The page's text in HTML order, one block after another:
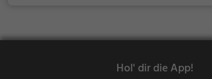
Hol' dir die App!